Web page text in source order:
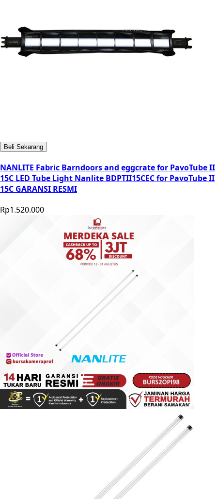
Beli Sekarang
NANLITE Fabric Barndoors and eggcrate for PavoTube II
15C LED Tube Light Nanlite BDPTII15CEC for PavoTube II
15C GARANSI RESMI
Rp1.520.000